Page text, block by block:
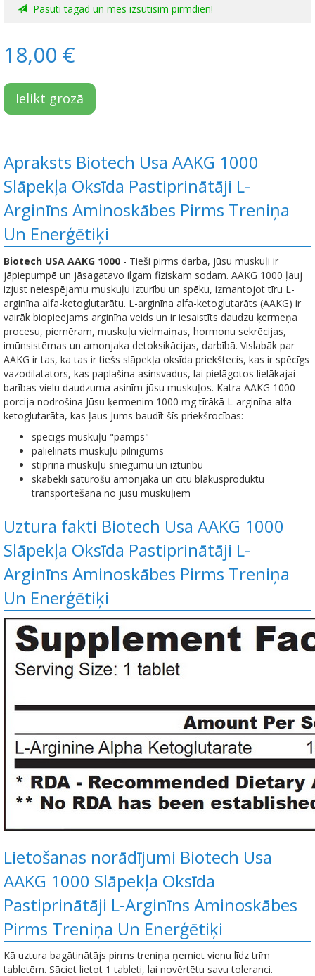
Pasūti tagad un mēs izsūtīsim pirmdien!
18,00 €
Ielikt grozā
Apraksts Biotech Usa AAKG 1000
Slāpekļa Oksīda Pastiprinātāji L-
Arginīns Aminoskābes Pirms Treniņa
Un Еnerģētiķi
Biotech USA AAKG 1000 - Tieši pirms darba, jūsu muskuļi ir
jāpiepumpē un jāsagatavo ilgam fiziskam sodam. AAKG 1000 ļauj
izjust neiespējamu muskuļu izturību un spēku, izmantojot tīru L-
arginīna alfa-ketoglutarātu. L-arginīna alfa-ketoglutarāts (AAKG) ir
vairāk biopieejams arginīna veids un ir iesaistīts daudzu ķermeņa
procesu, piemēram, muskuļu vielmaiņas, hormonu sekrēcijas,
imūnsistēmas un amonjaka detoksikācijas, darbībā. Vislabāk par
AAKG ir tas, ka tas ir tiešs slāpekļa oksīda priekštecis, kas ir spēcīgs
vazodilatators, kas paplašina asinsvadus, lai pielāgotos lielākajai
barības vielu daudzuma asinīm jūsu muskuļos. Katra AAKG 1000
porcija nodrošina Jūsu ķermenim 1000 mg tīrākā L-arginīna alfa
ketoglutarāta, kas ļaus Jums baudīt šīs priekšrocības:
spēcīgs muskuļu "pamps"
palielināts muskuļu pilnīgums
stiprina muskuļu sniegumu un izturību
skābekli saturošu amonjaka un citu blakusproduktu
transportēšana no jūsu muskuļiem
Uztura fakti Biotech Usa AAKG 1000
Slāpekļa Oksīda Pastiprinātāji L-
Arginīns Aminoskābes Pirms Treniņa
Un Еnerģētiķi
Lietošanas norādījumi Biotech Usa
AAKG 1000 Slāpekļa Oksīda
Pastiprinātāji L-Arginīns Aminoskābes
Pirms Treniņa Un Еnerģētiķi
Kā uztura bagātinātājs pirms treniņa ņemiet vienu līdz trīm
tabletēm. Sāciet lietot 1 tableti, lai novērtētu savu toleranci.